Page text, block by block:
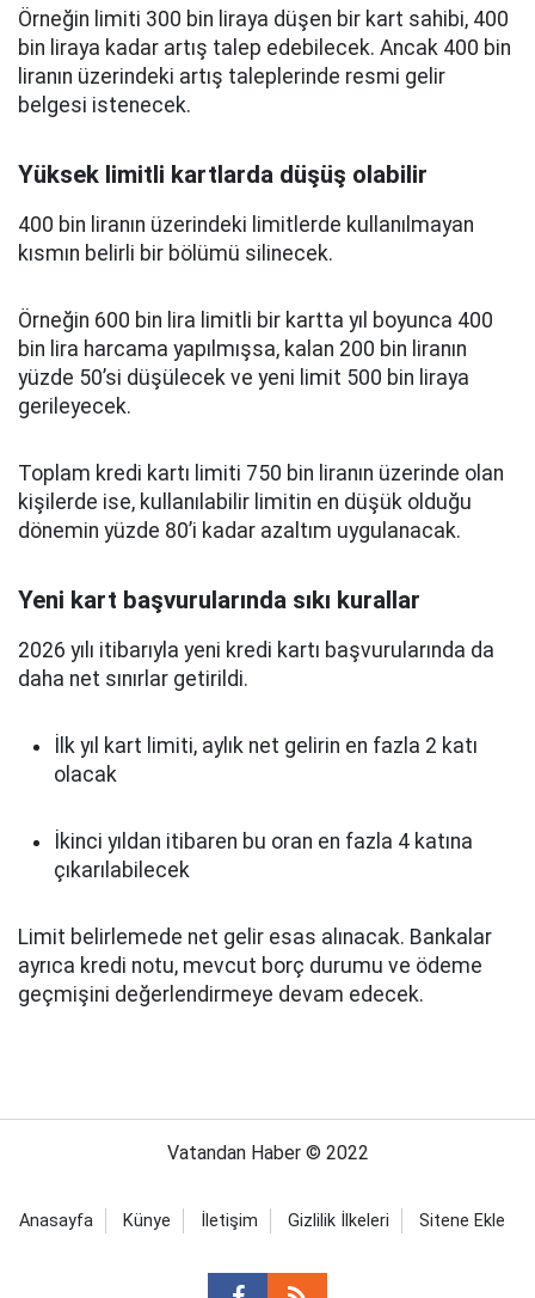
Örneğin limiti 300 bin liraya düşen bir kart sahibi, 400
bin liraya kadar artış talep edebilecek. Ancak 400 bin
liranın üzerindeki artış taleplerinde resmi gelir
belgesi istenecek.
Yüksek limitli kartlarda düşüş olabilir
400 bin liranın üzerindeki limitlerde kullanılmayan
kısmın belirli bir bölümü silinecek.
Örneğin 600 bin lira limitli bir kartta yıl boyunca 400
bin lira harcama yapılmışsa, kalan 200 bin liranın
yüzde 50’si düşülecek ve yeni limit 500 bin liraya
gerileyecek.
Toplam kredi kartı limiti 750 bin liranın üzerinde olan
kişilerde ise, kullanılabilir limitin en düşük olduğu
dönemin yüzde 80’i kadar azaltım uygulanacak.
Yeni kart başvurularında sıkı kurallar
2026 yılı itibarıyla yeni kredi kartı başvurularında da
daha net sınırlar getirildi.
İlk yıl kart limiti, aylık net gelirin en fazla 2 katı
olacak
İkinci yıldan itibaren bu oran en fazla 4 katına
çıkarılabilecek
Limit belirlemede net gelir esas alınacak. Bankalar
ayrıca kredi notu, mevcut borç durumu ve ödeme
geçmişini değerlendirmeye devam edecek.
Vatandan Haber © 2022
Anasayfa Künye İletişim Gizlilik İlkeleri Sitene Ekle